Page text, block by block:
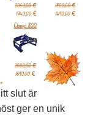
slut är
ger en unik